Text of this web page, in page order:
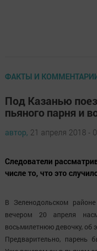
ФАКТЫ И
Под Казанью
пьяного парня и
автор, 21 апреля 2018 -
Следователи
числе то, что это
В Зеленодольском
вечером 20 апреля
восьмилетнюю девочку, об
Предварительно, парень